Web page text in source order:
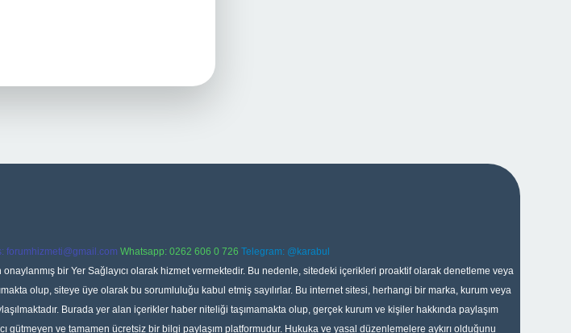
forumhizmeti@gmail.com Whatsapp: 0262 606 0 726 Telegram: @karabul
bir Yer Sağlayıcı olarak hizmet vermektedir. Bu nedenle, sitedeki içerikleri proaktif olarak denetleme veya
olup, siteye üye olarak bu sorumluluğu kabul etmiş sayılırlar. Bu internet sitesi, herhangi bir marka, kurum veya
Burada yer alan içerikler haber niteliği taşımamakta olup, gerçek kurum ve kişiler hakkında paylaşım
ve tamamen ücretsiz bir bilgi paylaşım platformudur. Hukuka ve yasal düzenlemelere aykırı olduğunu